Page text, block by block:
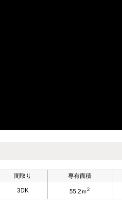
間取り 専有面積
3DK 55.2ｍ2